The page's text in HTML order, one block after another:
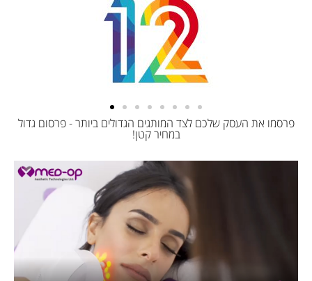
פרסמו את העסק שלכם לצד המותגים הגדולים ביותר - פרסום גדול
במחיר קטן!